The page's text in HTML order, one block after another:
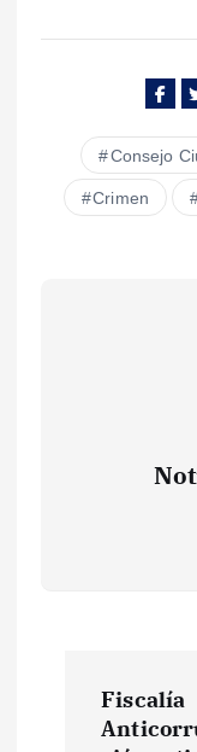
Consejo
Crimen
Fiscalía